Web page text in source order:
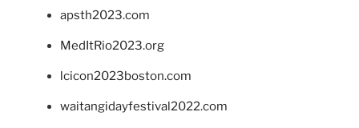
apsth2023.com
MedItRio2023.org
lcicon2023boston.com
waitangidayfestival2022.com